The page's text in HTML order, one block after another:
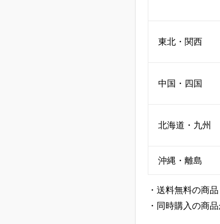
東北・関西
中国・四国
北海道・九州
沖縄・離島
・送料無料の商
・同時購入の商